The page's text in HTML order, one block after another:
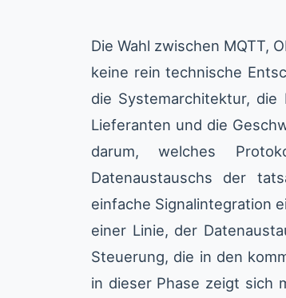
Die Wahl zwischen MQTT,
keine rein technische
die Systemarchitektur, die
Lieferanten und die
darum, welches
Datenaustauschs der
einfache Signalintegration
einer Linie, der
Steuerung, die in den
in dieser Phase zeigt sich